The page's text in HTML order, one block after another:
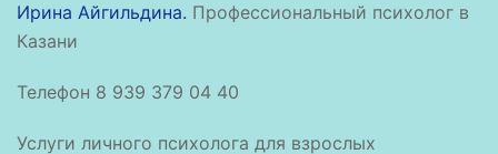
Ирина Айгильдина. Профессиональный психолог в
Казани
Телефон 8 939 379 04 40
Услуги личного психолога для взрослых